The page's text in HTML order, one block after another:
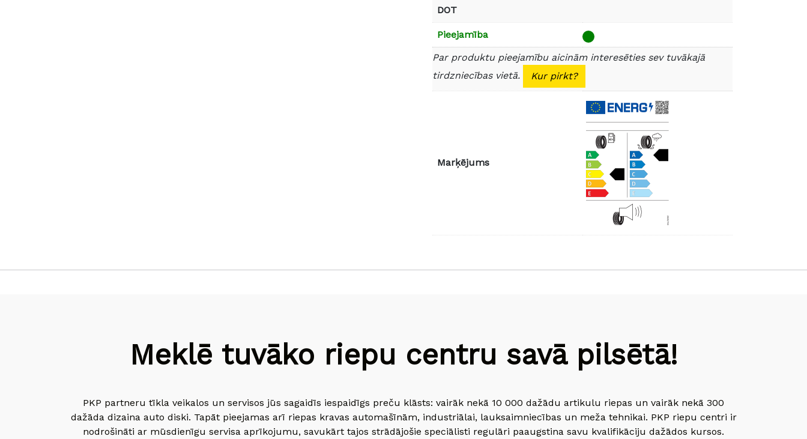
DOT
Pieejamība
Par produktu pieejamību aicinām interesēties sev tuvākajā
tirdzniecības vietā.
Kur pirkt?
Marķējums
Meklē tuvāko riepu centru savā pilsētā!
PKP partneru tīkla veikalos un servisos jūs sagaidīs iespaidīgs preču klāsts: vairāk nekā 10 000 dažādu artikulu riepas un vairāk nekā 300
dažāda dizaina auto diski. Tapāt pieejamas arī riepas kravas automašīnām, industriālai, lauksaimniecības un meža tehnikai. PKP riepu centri ir
nodrošināti ar mūsdienīgu servisa aprīkojumu, savukārt tajos strādājošie speciālisti regulāri paaugstina savu kvalifikāciju dažādos kursos.